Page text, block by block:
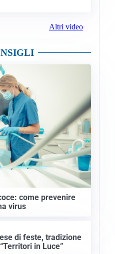
Altri video
come prevenire
virus
di feste, tradizione
in Luce”